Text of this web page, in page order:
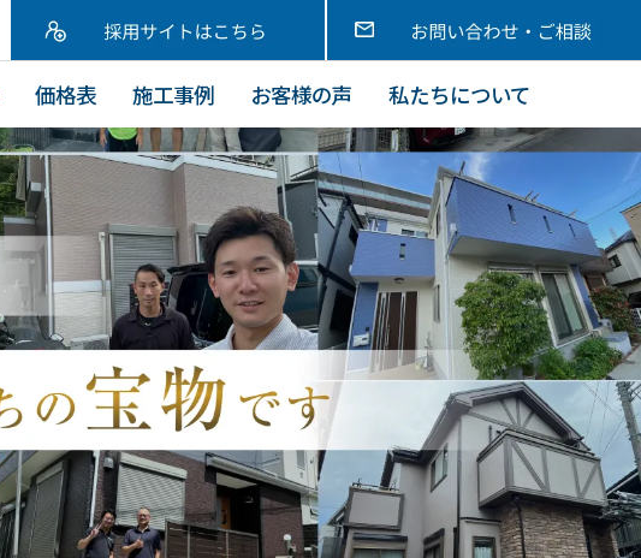
価格表 施工事例 お客様の声 私たちについて